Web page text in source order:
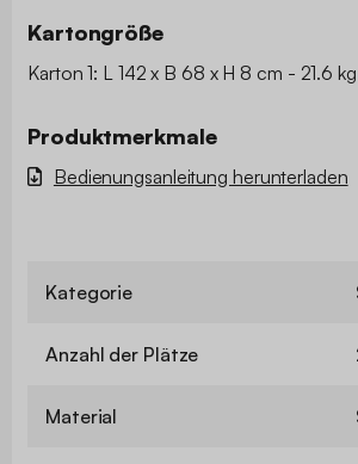
Kartongröße
Karton 1: L 142 x B 68 x H 8 cm - 21.6 kg
Produktmerkmale
Bedienungsanleitung herunterladen
Kategorie
Anzahl der Plätze
Material